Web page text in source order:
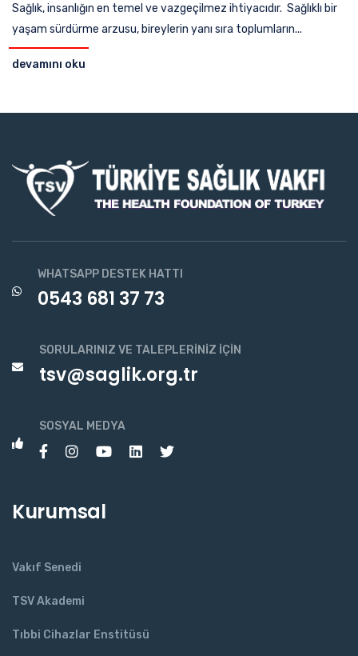
Sağlık, insanlığın en temel ve vazgeçilmez ihtiyacıdır. Sağlıklı bir
yaşam sürdürme arzusu, bireylerin yanı sıra toplumların...
devamını oku
WHATSAPP DESTEK HATTI
0543 681 37 73
SORULARINIZ VE TALEPLERINIZ İÇIN
tsv@saglik.org.tr
SOSYAL MEDYA
Kurumsal
Vakıf Senedi
TSV Akademi
Tıbbi Cihazlar Enstitüsü